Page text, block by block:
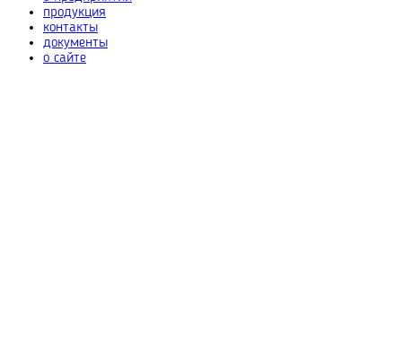
продукция
контакты
документы
о сайте